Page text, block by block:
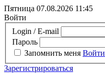
Пятница 07.08.2026 11:45
Войти
Login / E-mail
Пароль
Запомнить меня Войти
Зарегистрироваться